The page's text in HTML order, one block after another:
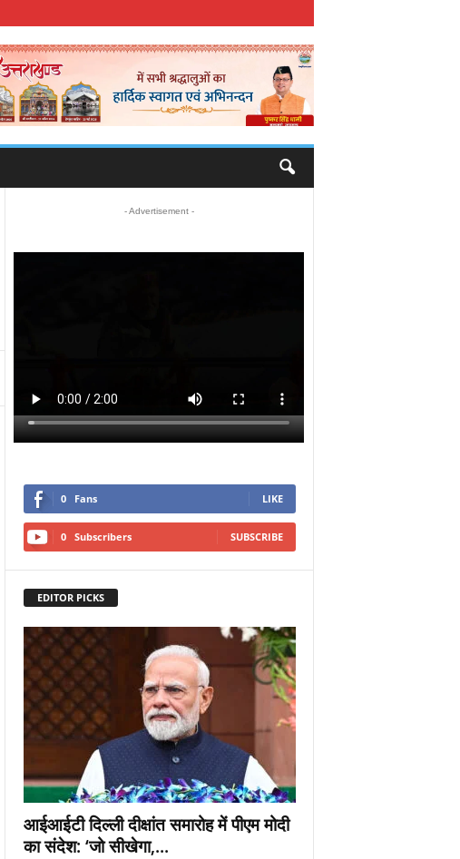
- Advertisement -
0 Fans LIKE
0 Subscribers SUBSCRIBE
EDITOR PICKS
आईआईटी दिल्ली दीक्षांत समारोह में पीएम मोदी
का संदेश: ‘जो सीखेगा,...